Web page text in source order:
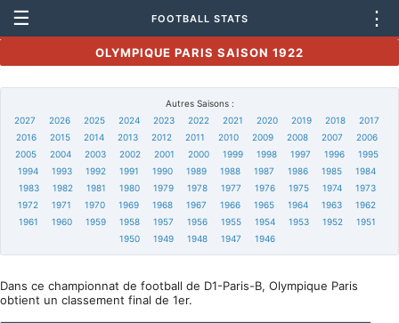
☰ FOOTBALL STATS ⋮
OLYMPIQUE PARIS SAISON 1922
Autres Saisons :
2027
2026 2025 2024 2023 2022 2021 2020 2019 2018
2017
2016
2015 2014 2013 2012 2011 2010 2009 2008 2007
2006
2005
2004 2003 2002 2001 2000 1999 1998 1997 1996
1995
1994
1993 1992 1991 1990 1989 1988 1987 1986 1985
1984
1983
1982 1981 1980 1979 1978 1977 1976 1975 1974
1973
1972
1971 1970 1969 1968 1967 1966 1965 1964 1963
1962
1961
1960 1959 1958 1957 1956 1955 1954 1953 1952
1951
1950
1949 1948 1947 1946
Dans ce championnat de football de D1-Paris-B, Olympique Paris
obtient un classement final de 1er.